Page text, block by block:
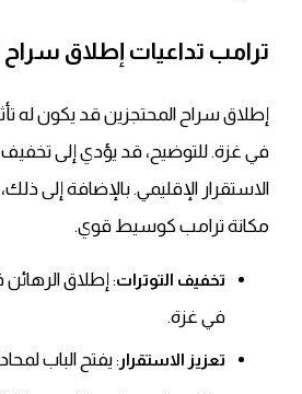
ترامب تداعيات إطلاق سراح
إطلاق سراح المحتجزين قد يكون له
في غزة.للتوضيح، قد يؤدي إلى تخفيف
الاستقرار الإقليمي.بالإضافة إلى ذلك
مكانة ترامب كوسيط قوي.
تخفيف التوترات: إطلاق
في غزة.
تعزيز الاستقرار : يفتح الباب